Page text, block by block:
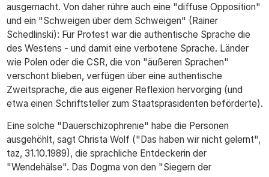
ausgemacht. Von daher rühre auch eine "diffuse Opposition"
und ein "Schweigen über dem Schweigen" (Rainer
Schedlinski): Für Protest war die authentische Sprache die
des Westens - und damit eine verbotene Sprache. Länder
wie Polen oder die CSR, die von "äußeren Sprachen"
verschont blieben, verfügen über eine authentische
Zweitsprache, die aus eigener Reflexion hervorging (und
etwa einen Schriftsteller zum Staatspräsidenten beförderte).
Eine solche "Dauerschizophrenie" habe die Personen
ausgehöhlt, sagt Christa Wolf ("Das haben wir nicht gelernt",
taz, 31.10.1989), die sprachliche Entdeckerin der
"Wendehälse". Das Dogma von den "Siegern der